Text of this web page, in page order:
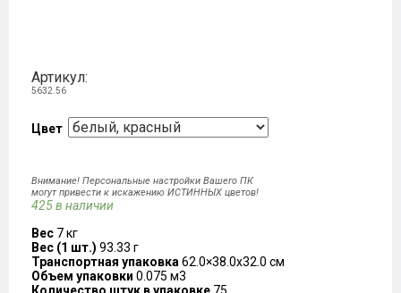
Артикул:
5632.56
Цвет
Внимание! Персональные настройки Вашего ПК
могут привести к искажению ИСТИННЫХ цветов!
425 в наличии
Вес 7 кг
Вес (1 шт.) 93.33 г
Транспортная упаковка 62.0×38.0x32.0 см
Объем упаковки 0.075 м3